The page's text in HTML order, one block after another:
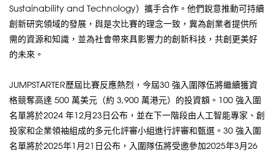
Sustainability and Technology）攜手合作。他們銳意推動可持續
創新研究領域的發展，與是次比賽的理念一致，冀為創業者提供所
需的資源和知識，並為社會帶來具影響力的創新科技，共創更美好
的未來。
JUMPSTARTER歷屆比賽反應熱烈，今屆30 強入圍隊伍將繼續獲資
格競奪高達 500 萬美元（約 3,900 萬港元）的投資額。100 強入圍
名單將於2024 年12月23日公布，並在下一階段由人工智能專家、創
投家和企業領袖組成的多元化評審小組進行評審和甄選。30 強入圍
名單將於2025年1月21日公布，入圍隊伍將受邀參加2025年3月26